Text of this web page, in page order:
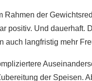
Rahmen der
positiv. Und dauerhaft.
auch langfristig mehr
der Speisen.